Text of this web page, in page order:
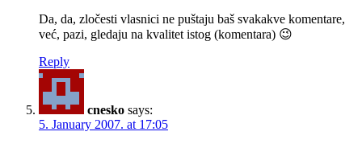
Da, da, zločesti vlasnici ne puštaju baš svakakve komentare,
već, pazi, gledaju na kvalitet istog (komentara) 😉
Reply
cnesko says:
5. January 2007. at 17:05